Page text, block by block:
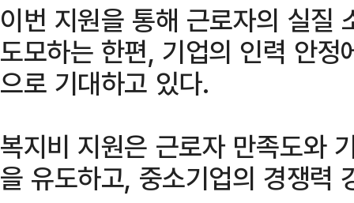
이번 지원을 통해 근로자의 실질
도모하는 한편, 기업의 인력 안
으로 기대하고 있다.
복지비 지원은 근로자 만족도와
을 유도하고, 중소기업의 경쟁력